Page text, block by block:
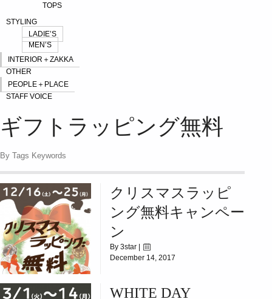
TOPS
STYLING
LADIE’S
MEN’S
INTERIOR＋ZAKKA
OTHER
PEOPLE＋PLACE
STAFF VOICE
ギフトラッピング無料
By Tags Keywords
クリスマスラッピ
ング無料キャンペー
ン
By 3star |
December 14, 2017
WHITE DAY